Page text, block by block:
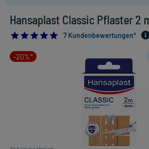
Hansaplast Classic Pflaster 2
4.857142857142857
7 Kundenbewertungen*
-20%*